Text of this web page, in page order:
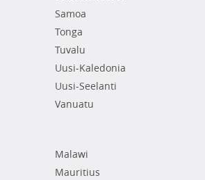
Samoa
Tonga
Tuvalu
Uusi-Kaledonia
Uusi-Seelanti
Vanuatu
Malawi
Mauritius